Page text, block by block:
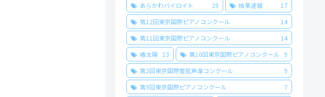
あらかわバイロイト
29 結果速報
17
第12回東京国際ピアノコンクール
14
第11回東京国際ピアノコンクール
14
椿太陽
13 第10回東京国際ピアノコンクール
9
第2回東京国際管弦声楽コンクール
9
第9回東京国際ピアノコンクール
7